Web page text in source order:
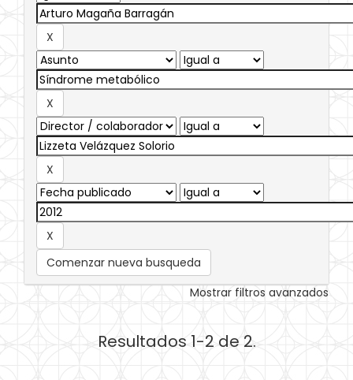
Comenzar nueva busqueda
Mostrar filtros avanzados
Resultados 1-2 de 2.